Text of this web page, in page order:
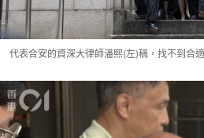
代表合安的資深大律師潘熙(左)稱，找不到合